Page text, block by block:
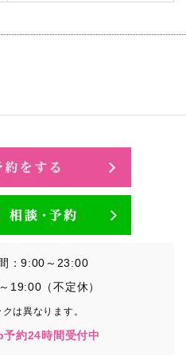
：9:00～23:00
19:00（不定休）
は異なります。
約24時間受付中